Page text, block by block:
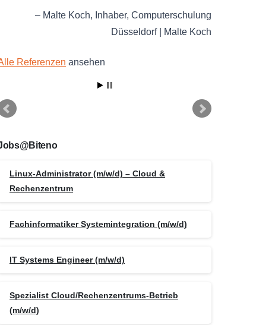
Malte Koch Inhaber Computerschulung
Düsseldorf | Malte Koch
Referenzen ansehen
Linux-Administrator (m/w/d) – Cloud &
Rechenzentrum
Fachinformatiker Systemintegration (m/w/d)
IT Systems Engineer (m/w/d)
Spezialist Cloud/Rechenzentrums-Betrieb
(m/w/d)